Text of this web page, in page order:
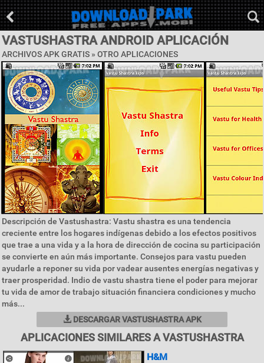
VASTUSHASTRA ANDROID APLICACIÓN
ARCHIVOS APK GRATIS » OTRO APLICACIONES
Descripción de Vastushastra: Vastu shastra es una tendencia
creciente entre los hogares indígenas debido a los efectos positivos
que trae a una vida y a la hora de dirección de cocina su participación
se convierte en aún más importante. Consejos para vastu pueden
ayudarle a reponer su vida por vadear ausentes energías negativas y
traer prosperidad. Indio de vastu shastra tiene el poder para mejorar
tu vida de amor de trabajo situación financiera condiciones y mucho
más...
DESCARGAR VASTUSHASTRA APK
APLICACIONES SIMILARES A VASTUSHASTRA
H&M